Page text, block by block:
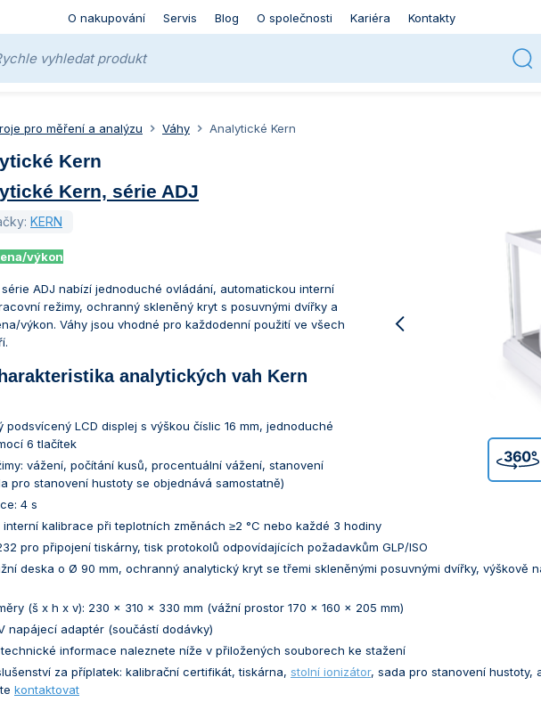
O nakupování Servis Blog O společnosti Kariéra Kontakty
pro měření a analýzu Váhy Analytické Kern
Kern
Kern, série ADJ
KERN
výkon
ADJ nabízí jednoduché ovládání, automatickou interní
režimy, ochranný skleněný kryt s posuvnými dvířky a
výkon. Váhy jsou vhodné pro každodenní použití ve všech
analytických vah Kern
podsvícený LCD displej s výškou číslic 16 mm, jednoduché
6 tlačítek
vážení, počítání kusů, procentuální vážení, stanovení
pro stanovení hustoty se objednává samostatně)
4 s
interní kalibrace při teplotních změnách ≥2 °C nebo každé 3 hodiny
pro připojení tiskárny, tisk protokolů odpovídajících požadavkům GLP/ISO
deska o Ø 90 mm, ochranný analytický kryt se třemi skleněnými posuvnými dvířky, výškově
(š x h x v): 230 x 310 x 330 mm (vážní prostor 170 x 160 x 205 mm)
napájecí adaptér (součástí dodávky)
informace naleznete níže v přiložených souborech ke stažení
za příplatek: kalibrační certifikát, tiskárna, stolní ionizátor, sada pro stanovení hustoty,
kontaktovat